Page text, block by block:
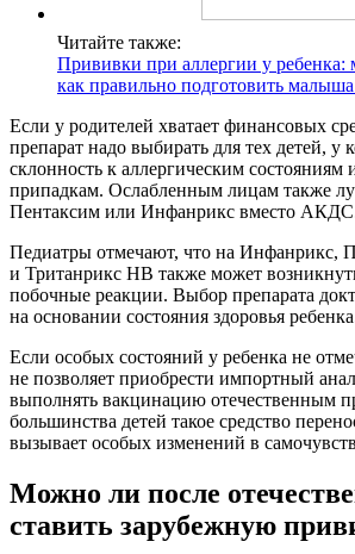
Читайте также:
Прививки при аллергии у ребенка:
как правильно подготовить
Если у родителей хватает финансовых
препарат надо выбирать для тех детей, у
склонность к аллергическим
припадкам. Ослабленным лицам также
Пентаксим или Инфанрикс вместо
Педиатры отмечают, что на Инфанрикс,
и Тританрикс НВ также может
побочные реакции. Выбор препарата
на основании состояния здоровья
Если особых состояний у ребенка не
не позволяет приобрести импортный
выполнять вакцинацию отечественным
большинства детей такое средство
вызывает особых изменений в
Можно ли после
ставить зарубежную